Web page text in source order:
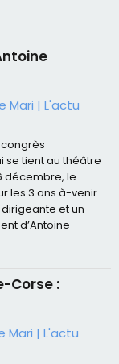
Mari |L'actu
congrès
tient au théâtre
décembre, le
les 3 ans à-venir.
et un
d’Antoine
Corse :
Mari |L'actu